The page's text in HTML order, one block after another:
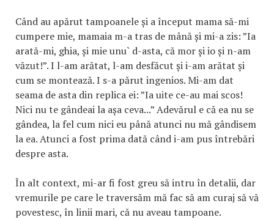
Când au apărut tampoanele și a început mama să-mi
cumpere mie, mamaia m-a tras de mână și mi-a zis: ”Ia
arată-mi, ghia, și mie unu` d-asta, că mor și io și n-am
văzut!”. I l-am arătat, l-am desfăcut și i-am arătat și
cum se montează. I s-a părut ingenios. Mi-am dat
seama de asta din replica ei: ”Ia uite ce-au mai scos!
Nici nu te gândeai la așa ceva...” Adevărul e că ea nu se
gândea, la fel cum nici eu până atunci nu mă gândisem
la ea. Atunci a fost prima dată când i-am pus întrebări
despre asta.
În alt context, mi-ar fi fost greu să intru în detalii, dar
vremurile pe care le traversăm mă fac să am curaj să vă
povestesc, în linii mari, că nu aveau tampoane.